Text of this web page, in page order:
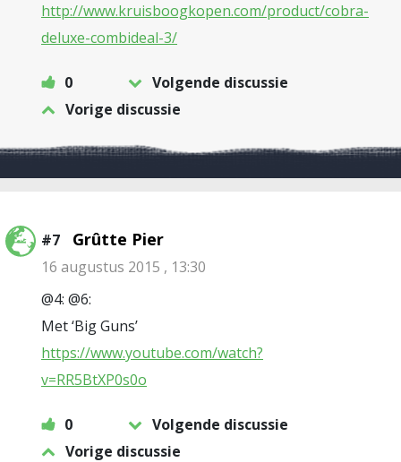
http://www.kruisboogkopen.com/product/cobra-
deluxe-combideal-3/
0
Volgende discussie
Vorige discussie
#7 Grûtte Pier
16 augustus 2015 , 13:30
@4: @6:
Met ‘Big Guns’
https://www.youtube.com/watch?
v=RR5BtXP0s0o
0
Volgende discussie
Vorige discussie